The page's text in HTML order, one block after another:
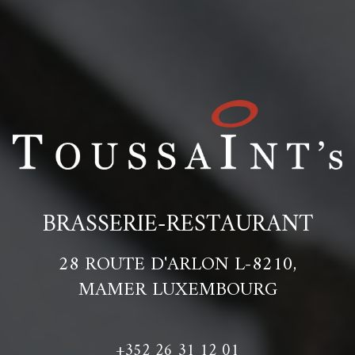
BRASSERIE-RESTAURANT
28 ROUTE D'ARLON L-8210,
MAMER LUXEMBOURG